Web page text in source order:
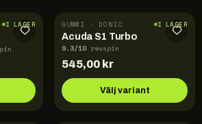
I LAGER GUMMI · DONIC I LAGER
Acuda S1 Turbo
9.3/10 revspin
545,00 kr
Välj variant